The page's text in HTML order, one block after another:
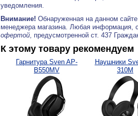
уведомления.
Внимание! Обнаруженная на данном
менеджера магазина. Любая информация,
офертой, предусмотренной ст. 437
К этому товару рекомендуем
Гарнитура Sven AP-
B550MV
Наушники
310M